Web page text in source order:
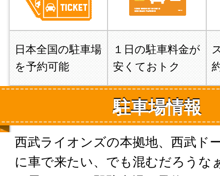
日本全国の駐車場
を予約可能
１日の駐車料金が
安くておトク
駐車場情報
西武ライオンズの本拠地、西武ド
に車で来たい、でも混むだろうな